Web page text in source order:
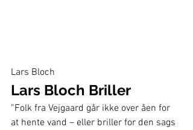
Lars Bloch
Lars Bloch Briller
”Folk fra Vejgaard går ikke over åen for
at hente vand – eller briller for den sags